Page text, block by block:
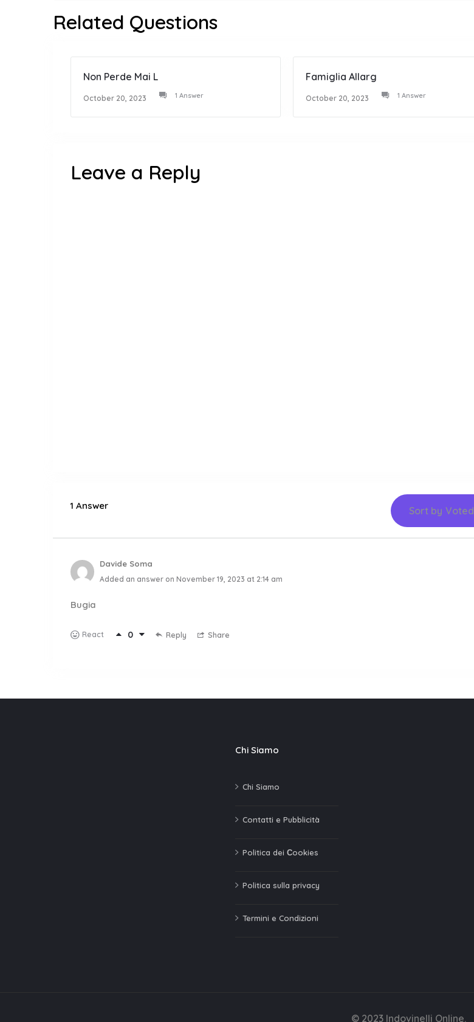
Related Questions
Non Perde Mai L
October 20, 2023 1 Answer
Famiglia Allarg
October 20, 2023 1 Answer
Leave a Reply
1 Answer Sort by Voted
Davide Soma
Added an answer on November 19, 2023 at 2:14 am
Bugia
React 0 Reply Share
Chi Siamo
Chi Siamo
Contatti e Pubblicità
Politica dei Сookies
Politica sulla privacy
Termini e Condizioni
© 2023 Indovinelli Online.